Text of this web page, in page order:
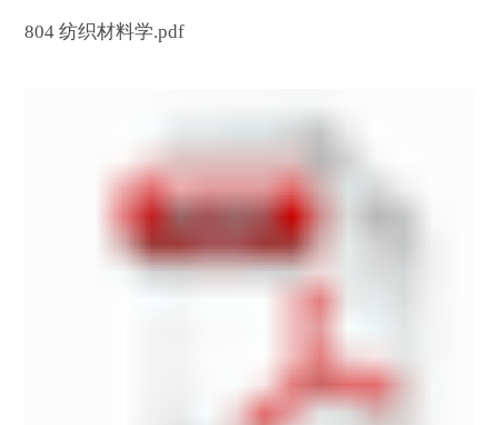
804 纺织材料学.pdf